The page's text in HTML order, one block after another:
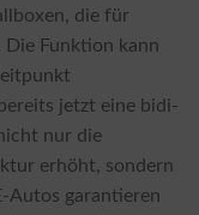
die für
Die Funktion kann
jetzt eine bidi-
nur die
erhöht, sondern
Autos garantieren